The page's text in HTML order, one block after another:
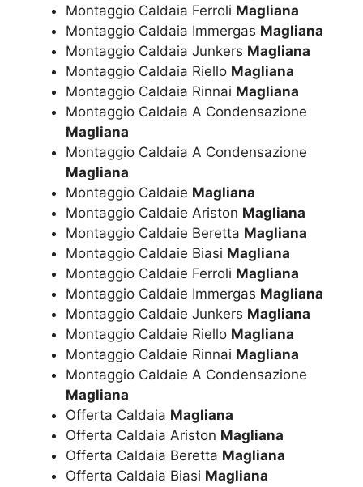
Montaggio Caldaia Ferroli Magliana
Montaggio Caldaia Immergas Magliana
Montaggio Caldaia Junkers Magliana
Montaggio Caldaia Riello Magliana
Montaggio Caldaia Rinnai Magliana
Montaggio Caldaia A Condensazione
Magliana
Montaggio Caldaia A Condensazione
Magliana
Montaggio Caldaie Magliana
Montaggio Caldaie Ariston Magliana
Montaggio Caldaie Beretta Magliana
Montaggio Caldaie Biasi Magliana
Montaggio Caldaie Ferroli Magliana
Montaggio Caldaie Immergas Magliana
Montaggio Caldaie Junkers Magliana
Montaggio Caldaie Riello Magliana
Montaggio Caldaie Rinnai Magliana
Montaggio Caldaie A Condensazione
Magliana
Offerta Caldaia Magliana
Offerta Caldaia Ariston Magliana
Offerta Caldaia Beretta Magliana
Offerta Caldaia Biasi Magliana